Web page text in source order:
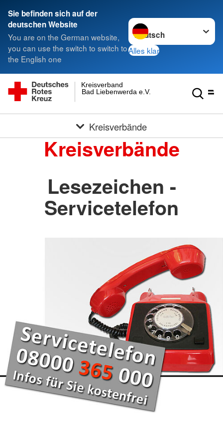
Sie befinden sich auf der
deutschen Website
You are on the German website,
you can use the switch to switch to
the English one
Sprache wechseln zu
Alles klar
Bad Liebenwerda e.V.
Kreisverband
Kreisverbände
Kreisverbände
Lesezeichen -
Servicetelefon